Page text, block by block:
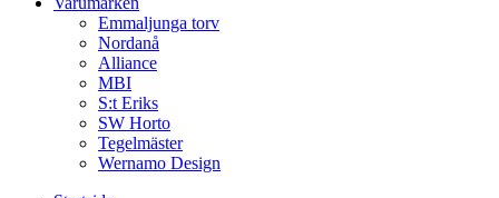
Emmaljunga torv
Nordanå
Alliance
MBI
S:t Eriks
SW Horto
Tegelmäster
Wernamo Design